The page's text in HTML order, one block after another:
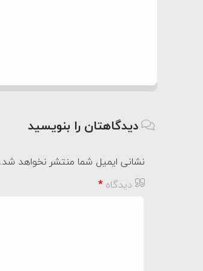
دیدگاهتان را بنویسید
نشانی ایمیل شما منتشر نخواهد شد.
دیدگاه*